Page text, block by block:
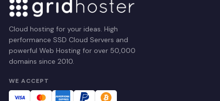
Cloud hosting for your ideas. High
performance SSD Cloud Servers and
powerful Web Hosting for over 50,000
domains since 2010.
WE ACCEPT